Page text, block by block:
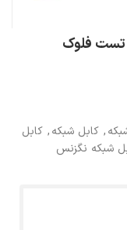
, کابل شبکه, کابل
شبکه نگزنس